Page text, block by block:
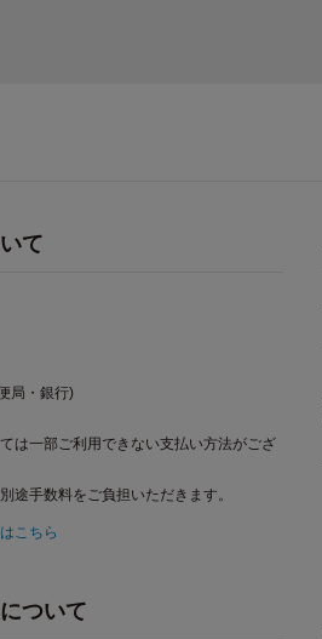
て
局・銀行)
は一部ご利用できない支払い方法がござ
途手数料をご負担いただきます。
こちら
ついて